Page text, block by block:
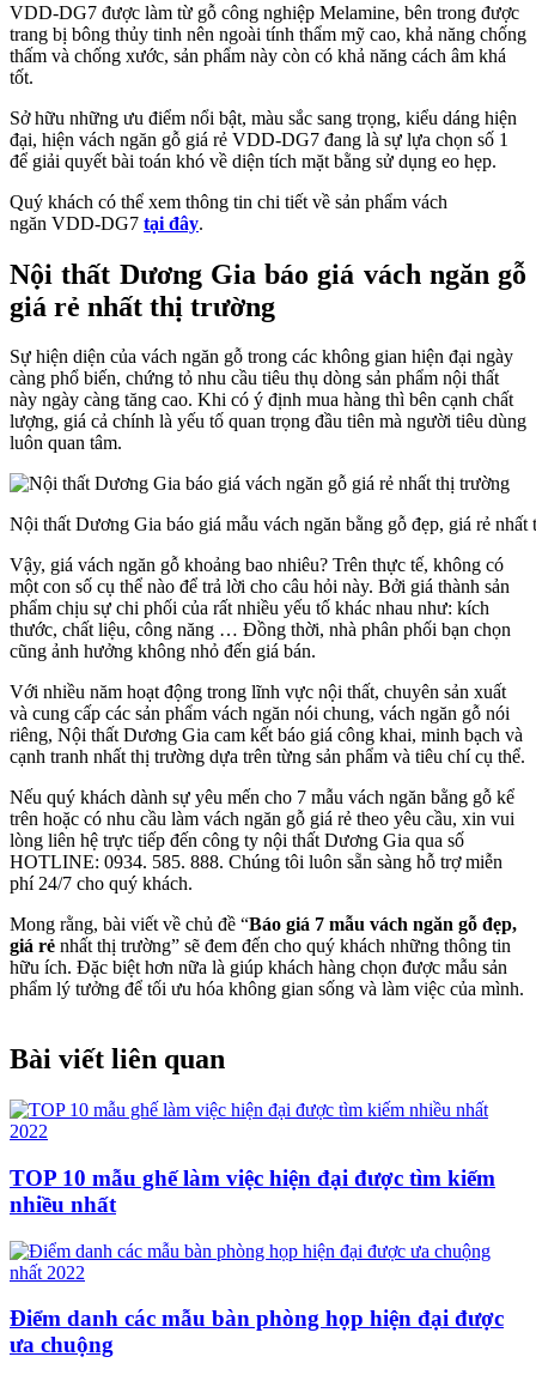
VDD-DG7 được làm từ gỗ công nghiệp Melamine, bên trong được
trang bị bông thủy tinh nên ngoài tính thẩm mỹ cao, khả năng chống
thấm và chống xước, sản phẩm này còn có khả năng cách âm khá
tốt.
Sở hữu những ưu điểm nổi bật, màu sắc sang trọng, kiểu dáng hiện
đại, hiện vách ngăn gỗ giá rẻ VDD-DG7 đang là sự lựa chọn số 1
để giải quyết bài toán khó về diện tích mặt bằng sử dụng eo hẹp.
Quý khách có thể xem thông tin chi tiết về sản phẩm vách
ngăn VDD-DG7 tại đây.
Nội thất Dương Gia báo giá vách ngăn gỗ
giá rẻ nhất thị trường
Sự hiện diện của vách ngăn gỗ trong các không gian hiện đại ngày
càng phổ biến, chứng tỏ nhu cầu tiêu thụ dòng sản phẩm nội thất
này ngày càng tăng cao. Khi có ý định mua hàng thì bên cạnh chất
lượng, giá cả chính là yếu tố quan trọng đầu tiên mà người tiêu dùng
luôn quan tâm.
Nội thất Dương Gia báo giá mẫu vách ngăn bằng gỗ đẹp, giá rẻ nhất
Vậy, giá vách ngăn gỗ khoảng bao nhiêu? Trên thực tế, không có
một con số cụ thể nào để trả lời cho câu hỏi này. Bởi giá thành sản
phẩm chịu sự chi phối của rất nhiều yếu tố khác nhau như: kích
thước, chất liệu, công năng … Đồng thời, nhà phân phối bạn chọn
cũng ảnh hưởng không nhỏ đến giá bán.
Với nhiều năm hoạt động trong lĩnh vực nội thất, chuyên sản xuất
và cung cấp các sản phẩm vách ngăn nói chung, vách ngăn gỗ nói
riêng, Nội thất Dương Gia cam kết báo giá công khai, minh bạch và
cạnh tranh nhất thị trường dựa trên từng sản phẩm và tiêu chí cụ thể.
Nếu quý khách dành sự yêu mến cho 7 mẫu vách ngăn bằng gỗ kể
trên hoặc có nhu cầu làm vách ngăn gỗ giá rẻ theo yêu cầu, xin vui
lòng liên hệ trực tiếp đến công ty nội thất Dương Gia qua số
HOTLINE: 0934. 585. 888. Chúng tôi luôn sẵn sàng hỗ trợ miễn
phí 24/7 cho quý khách.
Mong rằng, bài viết về chủ đề “Báo giá 7 mẫu vách ngăn gỗ đẹp,
giá rẻ nhất thị trường” sẽ đem đến cho quý khách những thông tin
hữu ích. Đặc biệt hơn nữa là giúp khách hàng chọn được mẫu sản
phẩm lý tưởng để tối ưu hóa không gian sống và làm việc của mình.
Bài viết liên quan
TOP 10 mẫu ghế làm việc hiện đại được tìm kiếm
nhiều nhất
Điểm danh các mẫu bàn phòng họp hiện đại được
ưa chuộng